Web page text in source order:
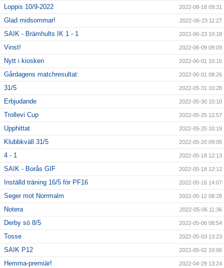
Loppis 10/9-2022 2022-08-18 09:31
Glad midsommar! 2022-06-23 11:27
SAIK - Brämhults IK 1 - 1 2022-06-23 10:18
Vinst! 2022-06-09 09:09
Nytt i kiosken 2022-06-01 10:15
Gårdagens matchresultat: 2022-06-01 08:26
31/5 2022-05-31 10:28
Erbjudande 2022-05-30 10:10
Trollevi Cup 2022-05-25 12:57
Upphittat 2022-05-25 10:19
Klubbkväll 31/5 2022-05-20 09:05
4 - 1 2022-05-18 12:13
SAIK - Borås GIF 2022-05-18 12:12
Inställd träning 16/5 för PF16 2022-05-16 14:07
Seger mot Norrmalm 2022-05-12 08:28
Notera 2022-05-06 11:36
Derby sö 8/5 2022-05-06 08:54
Tosse 2022-05-03 13:23
SAIK P12 2022-05-02 10:06
Hemma-premiär! 2022-04-29 13:24